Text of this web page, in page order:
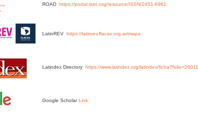
ROADhttps://portal.issn.org/resource/ISSN/2451-6961
LatinREVhttps://latinrev.flacso.org.ar/mapa
Latindex Directoryhttps://www.latindex.org/latindex/ficha?folio=26011
Google ScholarLink